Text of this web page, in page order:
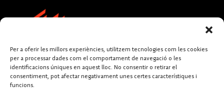
Per a oferir les millors experiències, utilitzem tecnologies com les cookies
per a processar dades com el comportament de navegació o les
identificacions úniques en aquest lloc. No consentir o retirar el
consentiment, pot afectar negativament unes certes característiques i
funcions.